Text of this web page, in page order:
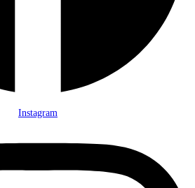
Instagram